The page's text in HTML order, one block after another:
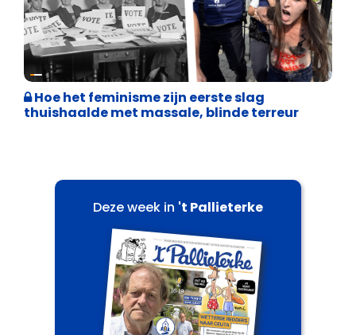
Cultuuroorlog
Hoe het feminisme zijn eerste slag
thuishaalde met massale, blinde terreur
Deze week in 't Pallieterke